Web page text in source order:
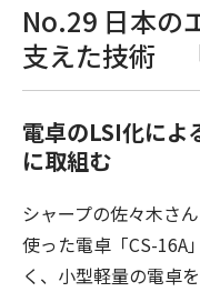
No.29 日本の
支えた技術
電卓のLSI化によ
に取組む
シャープの佐々木さ
使った電卓「CS-16A
く、小型軽量の電卓